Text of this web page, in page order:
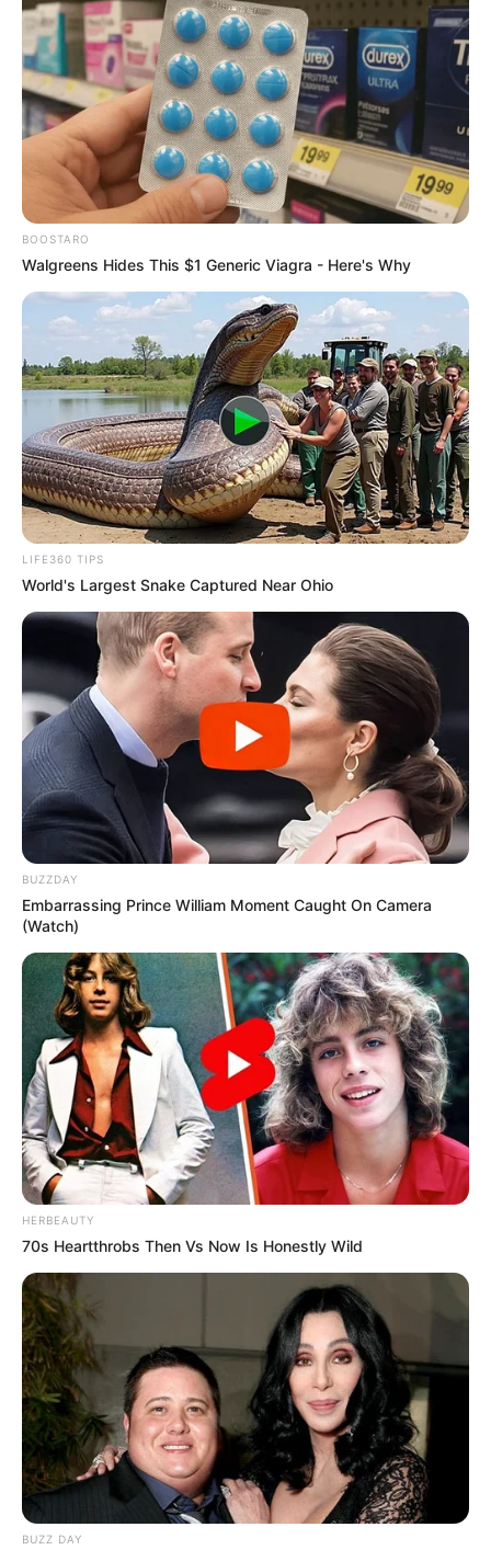
BOOSTARO
Walgreens Hides This $1 Generic Viagra - Here's Why
LIFE360 TIPS
World's Largest Snake Captured Near Ohio
BUZZDAY
Embarrassing Prince William Moment Caught On Camera
(Watch)
HERBEAUTY
70s Heartthrobs Then Vs Now Is Honestly Wild
BUZZ DAY